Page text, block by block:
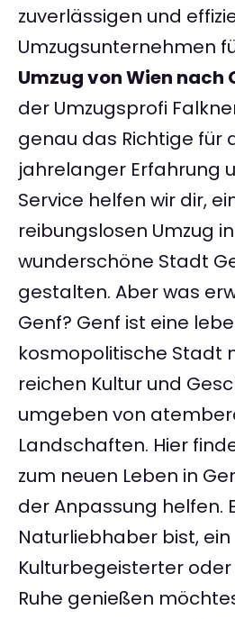
zuverlässigen und
Umzugsunternehmen
Umzug von Wien nach
der Umzugsprofi
genau das Richtige für
jahrelanger Erfahrung
Service helfen wir dir,
reibungslosen Umzug
wunderschöne Stadt
gestalten. Aber was
Genf? Genf ist eine
kosmopolitische Stadt
reichen Kultur und
umgeben von
Landschaften. Hier
zum neuen Leben in
der Anpassung helfen.
Naturliebhaber bist, ein
Kulturbegeisterter
Ruhe genießen